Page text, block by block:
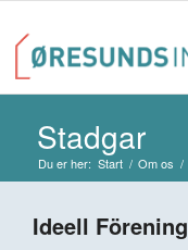
Stadgar
Du er her: Start / Om os /
Ideell Förening